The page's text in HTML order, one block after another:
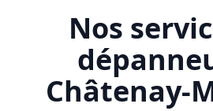
Nos
Châtenay-